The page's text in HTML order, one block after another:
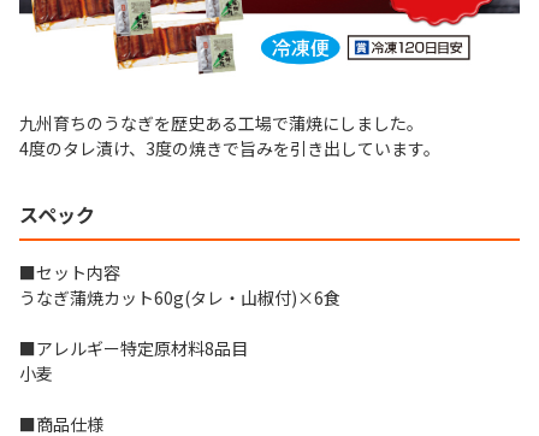
九州育ちのうなぎを歴史ある工場で蒲焼にしました。
4度のタレ漬け、3度の焼きで旨みを引き出しています。
スペック
■セット内容
うなぎ蒲焼カット60g(タレ・山椒付)×6食
■アレルギー特定原材料8品目
小麦
■商品仕様